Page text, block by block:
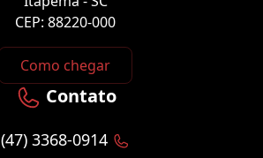
CEP: 88220-000
Como chegar
Contato
(47) 3368-0914